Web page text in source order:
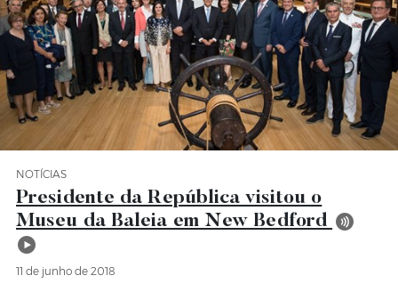
Categoria Notícias
NOTÍCIAS
Presidente da República visitou o
Museu da Baleia em New Bedford
11 de junho de 2018